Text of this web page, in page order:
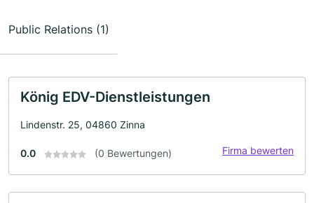
Public Relations (1)
König EDV-Dienstleistungen
Lindenstr. 25, 04860 Zinna
0.0 (0 Bewertungen) Firma bewerten